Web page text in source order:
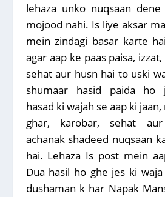
lehaza unko nuqsaan
mojood nahi. Is liye aksar
mein zindagi basar karte
agar aap ke paas paisa,
sehat aur husn hai to uski
shumaar hasid paida ho
hasad ki wajah se aap ki
ghar, karobar, sehat
achanak shadeed nuqsaan
hai. Lehaza Is post mein
Dua hasil ho ghe jes ki
dushaman k har Napak